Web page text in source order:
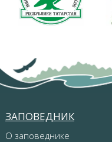
ЗАПОВЕДНИК
О заповеднике